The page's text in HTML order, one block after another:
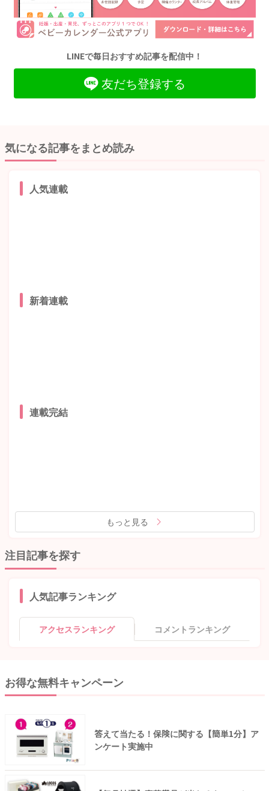
LINEで毎日おすすめ記事を配信中！
友だち登録する
気になる記事をまとめ読み
人気連載
新着連載
連載完結
もっと見る
注目記事を探す
人気記事ランキング
アクセスランキング コメントランキング
お得な無料キャンペーン
答えて当たる！保険に関する【簡単1分】ア
ンケート実施中